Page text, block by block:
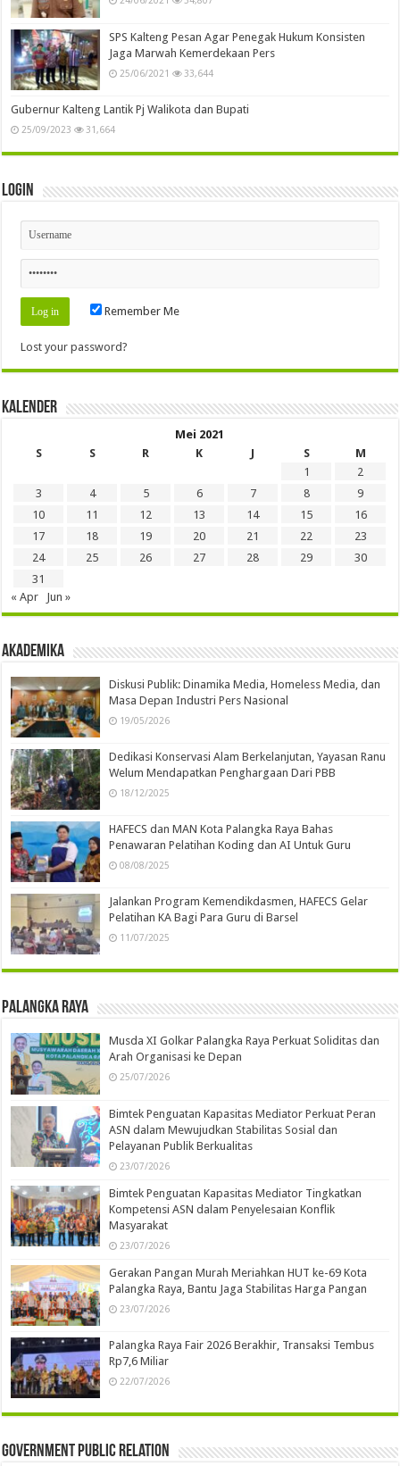
SPS Kalteng Pesan Agar Penegak Hukum Konsisten
Jaga Marwah Kemerdekaan Pers
25/06/2021 33,644
Gubernur Kalteng Lantik Pj Walikota dan Bupati
25/09/2023 31,664
Login
Remember Me
Lost your password?
Kalender
Mei 2021
S
S R K J S
M
1
2
3
4 5 6 7 8
9
10
11 12 13 14 15
16
17
18 19 20 21 22
23
24
25 26 27 28 29
30
31
« Apr
Jun »
Akademika
Diskusi Publik: Dinamika Media, Homeless Media, dan
Masa Depan Industri Pers Nasional
19/05/2026
Dedikasi Konservasi Alam Berkelanjutan, Yayasan Ranu
Welum Mendapatkan Penghargaan Dari PBB
18/12/2025
HAFECS dan MAN Kota Palangka Raya Bahas
Penawaran Pelatihan Koding dan AI Untuk Guru
08/08/2025
Jalankan Program Kemendikdasmen, HAFECS Gelar
Pelatihan KA Bagi Para Guru di Barsel
11/07/2025
Palangka Raya
Musda XI Golkar Palangka Raya Perkuat Soliditas dan
Arah Organisasi ke Depan
25/07/2026
Bimtek Penguatan Kapasitas Mediator Perkuat Peran
ASN dalam Mewujudkan Stabilitas Sosial dan
Pelayanan Publik Berkualitas
23/07/2026
Bimtek Penguatan Kapasitas Mediator Tingkatkan
Kompetensi ASN dalam Penyelesaian Konflik
Masyarakat
23/07/2026
Gerakan Pangan Murah Meriahkan HUT ke-69 Kota
Palangka Raya, Bantu Jaga Stabilitas Harga Pangan
23/07/2026
Palangka Raya Fair 2026 Berakhir, Transaksi Tembus
Rp7,6 Miliar
22/07/2026
Government Public Relation